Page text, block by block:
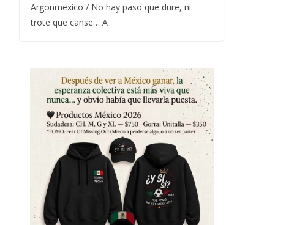
Argonmexico / No hay paso que dure, ni
trote que canse… A